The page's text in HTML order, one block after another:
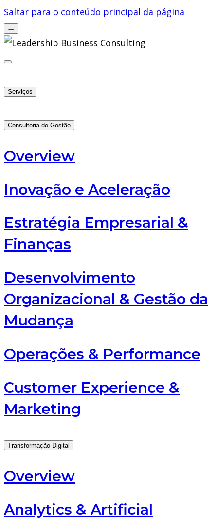
Saltar para o conteúdo principal da página
Serviços
Consultoria de Gestão
Overview
Inovação e Aceleração
Estratégia Empresarial &
Finanças
Desenvolvimento
Organizacional & Gestão da
Mudança
Operações & Performance
Customer Experience &
Marketing
Transformação Digital
Overview
Analytics & Artificial